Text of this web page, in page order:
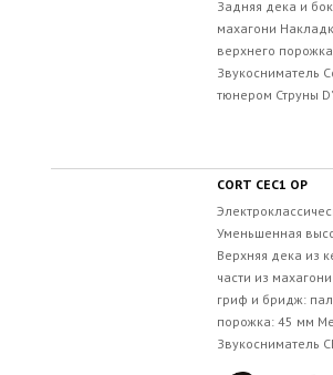
Задняя дека и
махагони
верхнего
Звукосниматель
тюнером Струны
CORT CEC1 OP
Уменьшенная
Верхняя дека из
части из
гриф и бридж:
порожка: 45 мм
Звукосниматель